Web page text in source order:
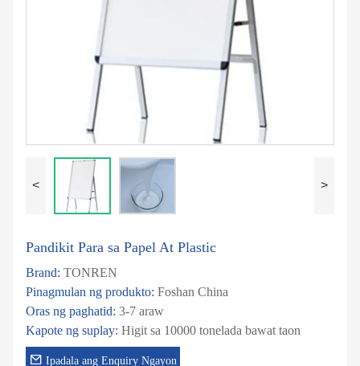
< >
Pandikit Para sa Papel At Plastic
Brand: TONREN
Pinagmulan ng produkto: Foshan China
Oras ng paghatid: 3-7 araw
Kapote ng suplay: Higit sa 10000 tonelada bawat taon
Ipadala ang Enquiry Ngayon